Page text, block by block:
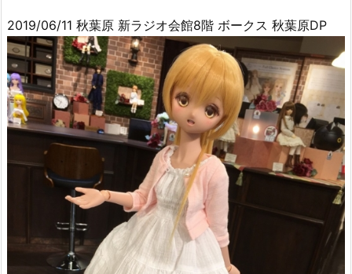
2019/06/11 秋葉原 新ラジオ会館8階 ボークス 秋葉原DP